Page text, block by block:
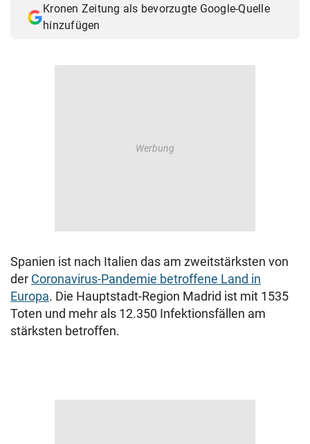
Kronen Zeitung als bevorzugte Google-Quelle
hinzufügen
Spanien ist nach Italien das am zweitstärksten von
der Coronavirus-Pandemie betroffene Land in
Europa. Die Hauptstadt-Region Madrid ist mit 1535
Toten und mehr als 12.350 Infektionsfällen am
stärksten betroffen.